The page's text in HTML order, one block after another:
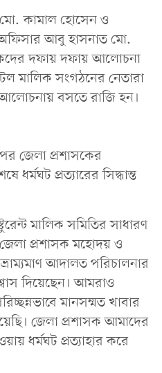
কামাল হোসেন ও
অফিসার আবু হাসনাত মো.
দফায় দফায় আলোচনা
মালিক সংগঠনের নেতারা
আলোচনায় বসতে রাজি হন।
জেলা প্রশাসকের
ধর্মঘট প্রত্যারের সিদ্ধান্ত
মালিক সমিতির সাধারণ
প্রশাসক মহোদয় ও
ভ্রাম্যমাণ আদালত পরিচালনার
দিয়েছেন। আমরাও
মানসম্মত খাবার
জেলা প্রশাসক আমাদের
ধর্মঘট প্রত্যাহার করে